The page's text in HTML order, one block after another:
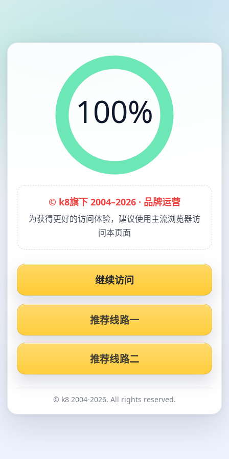
100%
© k8旗下 2004–2026 · 品牌运营
为获得更好的访问体验，建议使用主流浏览器访
问本页面
继续访问
推荐线路一
推荐线路二
© k8 2004-2026. All rights reserved.